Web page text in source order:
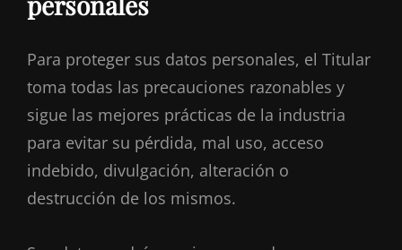
Para proteger sus datos personales, el Titular
toma todas las precauciones razonables y
sigue las mejores prácticas de la industria
para evitar su pérdida, mal uso, acceso
indebido, divulgación, alteración o
destrucción de los mismos.